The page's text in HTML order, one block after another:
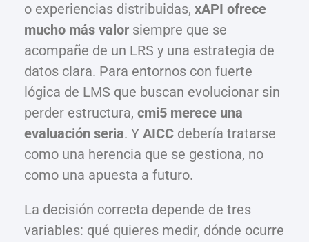
o experiencias distribuidas, xAPI ofrece
mucho más valor siempre que se
acompañe de un LRS y una estrategia de
datos clara. Para entornos con fuerte
lógica de LMS que buscan evolucionar sin
perder estructura, cmi5 merece una
evaluación seria. Y AICC debería tratarse
como una herencia que se gestiona, no
como una apuesta a futuro.
La decisión correcta depende de tres
variables: qué quieres medir, dónde ocurre